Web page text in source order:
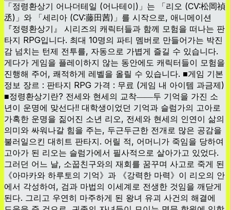
「정령환상기 어나더테일 (어나테이)」는 「리오 (CV:松岡禎
丞)」와 「세리아 (CV:藤田茜)」를 시작으로, 애니메이션
『정령환상기』 시리즈의 캐릭터들과 함께 모험을 떠나는 판
타지 RPG입니다. 최대 10명의 파티 멤버로 만들어가는 박진
감 넘치는 턴제 전투를, 자동으로 가볍게 즐길 수 있습니다.
게다가 게임을 플레이하지 않는 동안에도 캐릭터들이 모험을
진행해 주어, 쾌적하게 레벨을 올릴 수 있습니다. ■게임 기본
정보 장르 : 판타지 RPG 가격 : 무료 (게임 내 아이템 과금제)
■정령환상기란? 전세와 현세의 교착――두 기억을 가진 소
년이 운명에 맞선다!! 대학생이었던 기억과 슬럼가의 고아로
가혹한 운명을 짊어진 소년 리오, 전세와 현세의 인연이 삶의
의미와 싸워나갈 힘을 주는, 두근두근한 전개로 많은 공감을
불러일으킨 대히트 판타지. 어릴 적, 어머니가 죽임을 당하여
고아가 된 리오는 슬럼가에서 필사적으로 살아가고 있었다.
그러던 어느 날, 소꿉친구와의 재회를 꿈꾸며 사고로 죽게 된
《아마카와 하루토의 기억》과 《강력한 마력》이 리오의 안
에서 각성하여, 검과 마법의 이세계로 전생한 것임을 깨닫게
된다. 그리고 우연히 마주하게 된 왕녀 유괴 사건의 해결에